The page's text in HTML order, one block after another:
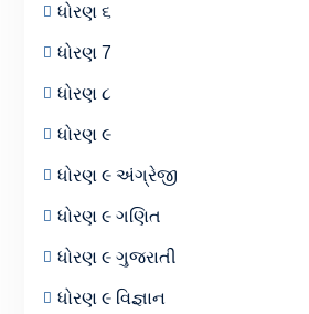
ધોરણ ૬
ધોરણ 7
ધોરણ ૮
ધોરણ ૯
ધોરણ ૯ અંગ્રેજી
ધોરણ ૯ ગણિત
ધોરણ ૯ ગુજરાતી
ધોરણ ૯ વિજ્ઞાન